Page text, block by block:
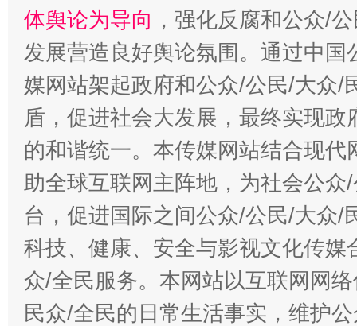
体舆论为导向 ，强化反腐和公众/
发展营造良好舆论氛围。通过中
媒网站架起政府和公众/公民/大众/
盾，促进社会大发展，最终实现
的和谐统一。本传媒网站结合现
助全球互联网主阵地，为社会公
台，促进国际之间公众/公民/大众/
科技、健康、安全与影视文化传
众/全民服务。本网站以互联网网
民众/全民的日常生活事实，维护